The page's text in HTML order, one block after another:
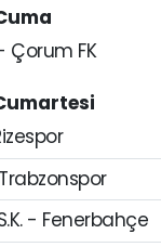
FK
- Fenerbahçe